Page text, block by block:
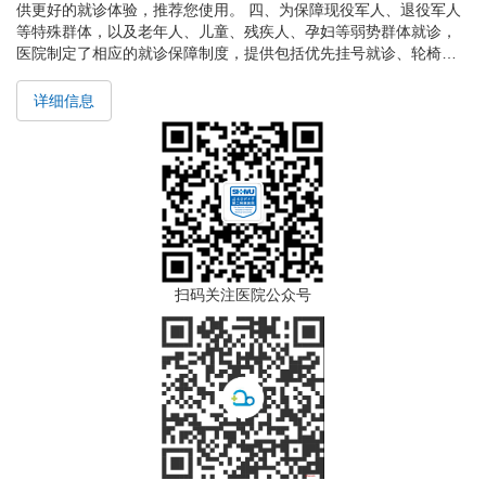
供更好的就诊体验，推荐您使用。 四、为保障现役军人、退役军人
等特殊群体，以及老年人、儿童、残疾人、孕妇等弱势群体就诊，
医院制定了相应的就诊保障制度，提供包括优先挂号就诊、轮椅借
员，门诊客服电话：0898-66809130。
详细信息
扫码关注医院公众号